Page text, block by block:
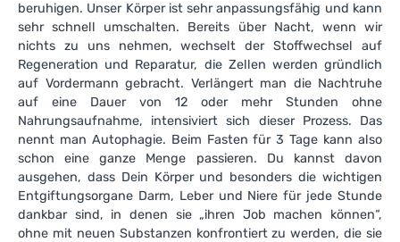
beruhigen. Unser Körper ist sehr anpassungsfähig und kann
sehr schnell umschalten. Bereits über Nacht, wenn wir
nichts zu uns nehmen, wechselt der Stoffwechsel auf
Regeneration und Reparatur, die Zellen werden gründlich
auf Vordermann gebracht. Verlängert man die Nachtruhe
auf eine Dauer von 12 oder mehr Stunden ohne
Nahrungsaufnahme, intensiviert sich dieser Prozess. Das
nennt man Autophagie. Beim Fasten für 3 Tage kann also
schon eine ganze Menge passieren. Du kannst davon
ausgehen, dass Dein Körper und besonders die wichtigen
Entgiftungsorgane Darm, Leber und Niere für jede Stunde
dankbar sind, in denen sie „ihren Job machen können“,
ohne mit neuen Substanzen konfrontiert zu werden, die sie